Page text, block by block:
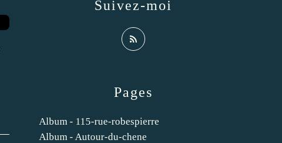
Pages
Album - 115-rue-robespierre
Album - Autour-du-chene
Suivez-moi